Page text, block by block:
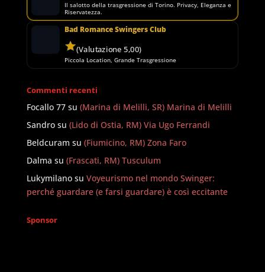
Il salotto della trasgressione di Torino. Privacy, Eleganza e
Riservatezza.
Bad Romance Swingers Club
(Valutazione 5,00)
Piccola Location, Grande Trasgressione
Commenti recenti
Focallo 77su (Marina di Melilli, SR) Marina di Melilli
Sandrosu (Lido di Ostia, RM) Via Ugo Ferrandi
Beldcuram su (Fiumicino, RM) Zona Faro
Dalma su (Frascati, RM) Tusculum
Lukymilanosu Voyeurismo nel mondo Swinger:
perché guardare (e farsi guardare) è così eccitante
Sponsor